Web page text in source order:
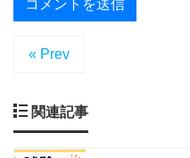
« Prev
関連記事